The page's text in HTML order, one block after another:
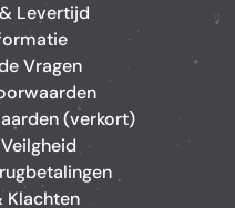
Levertijd
Vragen
(verkort)
Klachten